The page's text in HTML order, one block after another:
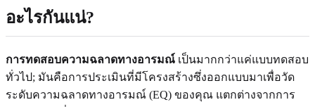
อะไรกันแน่?
การทดสอบความฉลาดทางอารมณ์ เป็นมากกว่าแค่แบบทดสอบ
ทั่วไป; มันคือการประเมินที่มีโครงสร้างซึ่งออกแบบมาเพื่อวัด
ระดับความฉลาดทางอารมณ์ (EQ) ของคุณ แตกต่างจากการ